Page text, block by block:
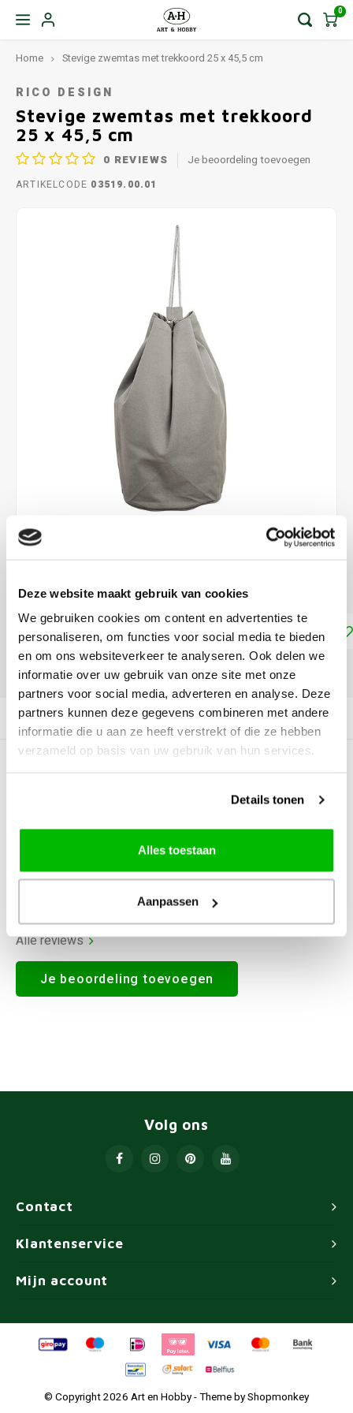
Deze website maakt gebruik van cookies
We gebruiken cookies om content en advertenties te
personaliseren, om functies voor social media te bieden
en om ons websiteverkeer te analyseren. Ook delen we
informatie over uw gebruik van onze site met onze
partners voor social media, adverteren en analyse. Deze
partners kunnen deze gegevens combineren met andere
informatie die u aan ze heeft verstrekt of die ze hebben
verzameld op basis van uw gebruik van hun services.
Details tonen
Alles toestaan
Aanpassen
0
Home Stevige zwemtas met trekkoord 25 x 45,5 cm
RICO DESIGN
Stevige zwemtas met trekkoord
25 x 45,5 cm
0 REVIEWS Je beoordeling toevoegen
ARTIKELCODE 03519.00.01
DIRECT LEVERBAAR
Toevoegen aan winkelwagen
DELEN:
Productomschrijving
Alle reviews
Je beoordeling toevoegen
Contact
Volg ons
Klantenservice
Mijn account
© Copyright 2026 Art en Hobby - Theme byShopmonkey